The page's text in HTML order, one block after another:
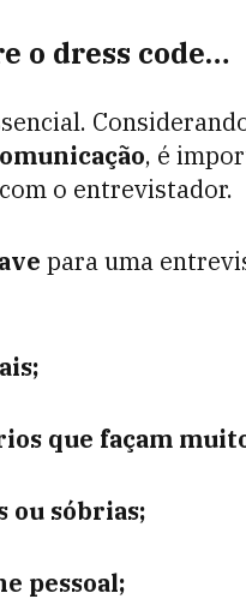
o dress code…
, é
o entrevistador.
para uma
que façam
ou sóbrias;
pessoal;